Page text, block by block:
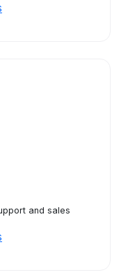
and sales